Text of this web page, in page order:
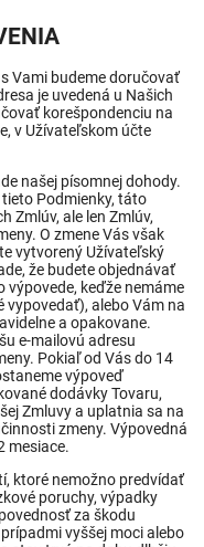
Vami budeme doručovať
je uvedená u Našich
korešpondenciu na
v Užívateľskom účte
našej písomnej dohody.
Podmienky, táto
Zmlúv, ale len Zmlúv,
O zmene Vás však
vytvorený Užívateľský
že budete objednávať
výpovede, keďže nemáme
vypovedať), alebo Vám na
a opakovane.
e-mailovú adresu
Pokiaľ od Vás do 14
výpoveď
dodávky Tovaru,
Zmluvy a uplatnia sa na
zmeny. Výpovedná
mesiace.
ktoré nemožno predvídať
poruchy, výpadky
za škodu
vyššej moci alebo